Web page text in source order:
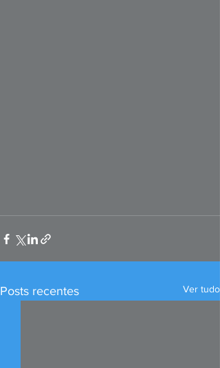
Posts recentes Ver tudo